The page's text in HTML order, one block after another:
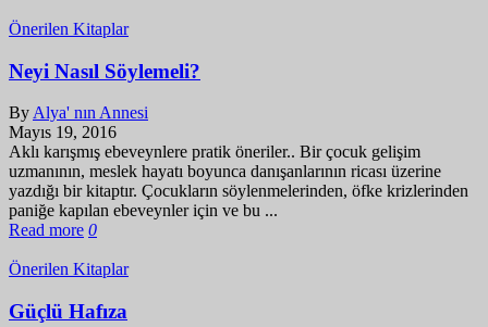
Önerilen Kitaplar
Neyi Nasıl Söylemeli?
By Alya' nın Annesi
Mayıs 19, 2016
Aklı karışmış ebeveynlere pratik öneriler.. Bir çocuk gelişim
uzmanının, meslek hayatı boyunca danışanlarının ricası üzerine
yazdığı bir kitaptır. Çocukların söylenmelerinden, öfke krizlerinden
paniğe kapılan ebeveynler için ve bu ...
Read more 0
Önerilen Kitaplar
Güçlü Hafıza